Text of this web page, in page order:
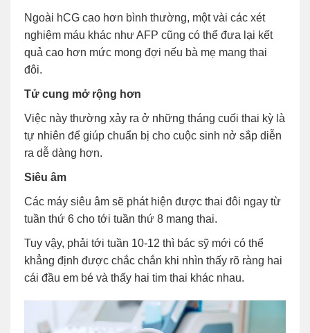
Ngoài hCG cao hơn bình thường, một vài các xét
nghiệm máu khác như AFP cũng có thể đưa lại kết
quả cao hơn mức mong đợi nếu bà mẹ mang thai
đôi.
Tử cung mở rộng hơn
Việc này thường xảy ra ở những tháng cuối thai kỳ là
tự nhiên để giúp chuẩn bị cho cuộc sinh nở sắp diễn
ra dễ dàng hơn.
Siêu âm
Các máy siêu âm sẽ phát hiện được thai đôi ngay từ
tuần thứ 6 cho tới tuần thứ 8 mang thai.
Tuy vậy, phải tới tuần 10-12 thì bác sỹ mới có thể
khẳng định được chắc chắn khi nhìn thấy rõ ràng hai
cái đầu em bé và thấy hai tim thai khác nhau.